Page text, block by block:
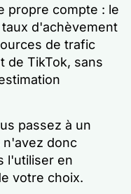
propre compte : le
d'achèvement
de trafic
de TikTok, sans
passez à un
n'avez donc
l'utiliser en
votre choix.